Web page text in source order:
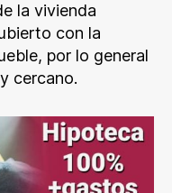
la vivienda
con la
por lo general
cercano.